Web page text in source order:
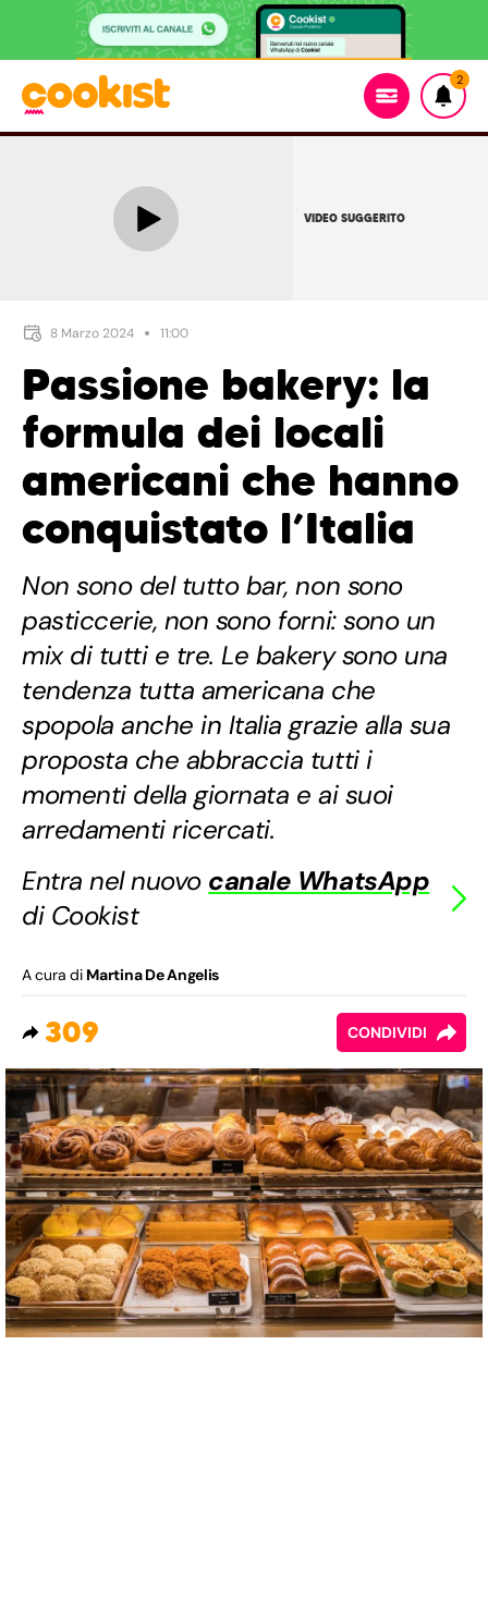
2
VIDEO SUGGERITO
8 Marzo 2024 11:00
Passione bakery: la
formula dei locali
americani che hanno
conquistato l’Italia
Non sono del tutto bar, non sono
pasticcerie, non sono forni: sono un
mix di tutti e tre. Le bakery sono una
tendenza tutta americana che
spopola anche in Italia grazie alla sua
proposta che abbraccia tutti i
momenti della giornata e ai suoi
arredamenti ricercati.
Entra nel nuovo canale WhatsApp
di Cookist
A cura di Martina De Angelis
309 CONDIVIDI